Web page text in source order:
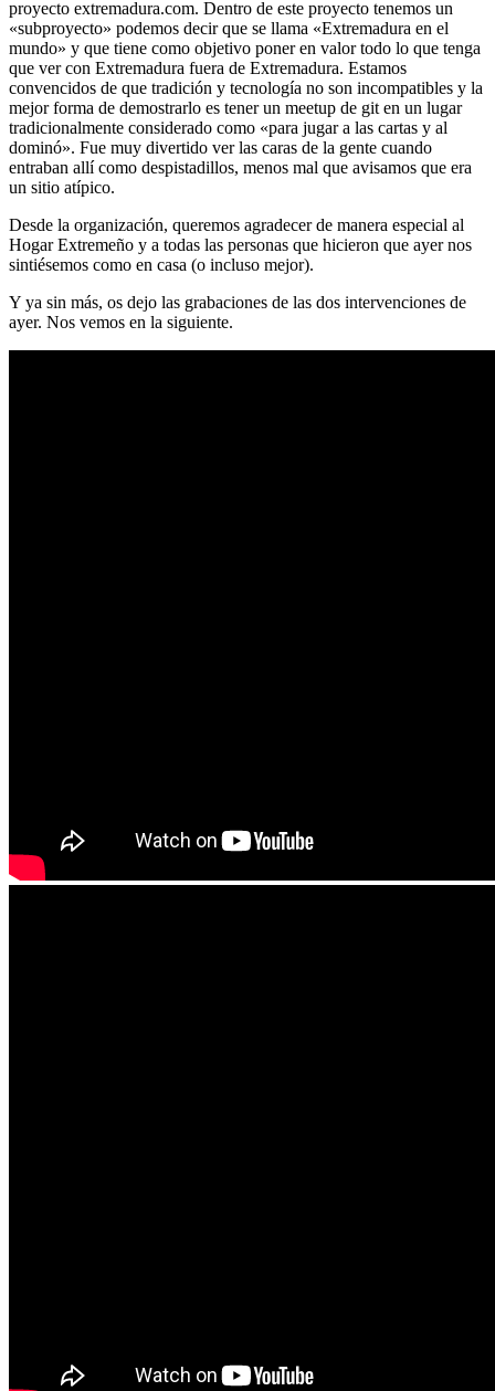
proyecto extremadura.com. Dentro de este proyecto tenemos un
«subproyecto» podemos decir que se llama «Extremadura en el
mundo» y que tiene como objetivo poner en valor todo lo que tenga
que ver con Extremadura fuera de Extremadura. Estamos
convencidos de que tradición y tecnología no son incompatibles y la
mejor forma de demostrarlo es tener un meetup de git en un lugar
tradicionalmente considerado como «para jugar a las cartas y al
dominó». Fue muy divertido ver las caras de la gente cuando
entraban allí como despistadillos, menos mal que avisamos que era
un sitio atípico.
Desde la organización, queremos agradecer de manera especial al
Hogar Extremeño y a todas las personas que hicieron que ayer nos
sintiésemos como en casa (o incluso mejor).
Y ya sin más, os dejo las grabaciones de las dos intervenciones de
ayer. Nos vemos en la siguiente.